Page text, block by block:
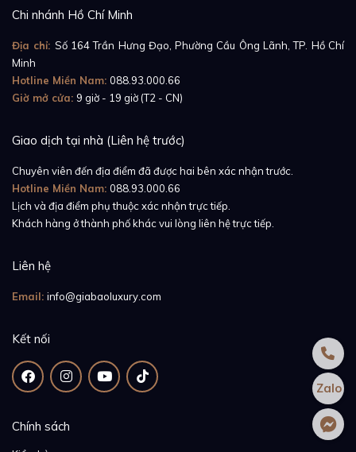
Chi nhánh Hồ Chí Minh
Địa chỉ: Số 164 Trần Hưng Đạo, Phường Cầu Ông Lãnh, TP. Hồ Chí
Minh
Hotline Miền Nam: 088.93.000.66
Giờ mở cửa: 9 giờ - 19 giờ (T2 - CN)
Giao dịch tại nhà (Liên hệ trước)
Chuyên viên đến địa điểm đã được hai bên xác nhận trước.
Hotline Miền Nam: 088.93.000.66
Lịch và địa điểm phụ thuộc xác nhận trực tiếp.
Khách hàng ở thành phố khác vui lòng liên hệ trực tiếp.
Liên hệ
Email: info@giabaoluxury.com
Kết nối
Chính sách
Zalo